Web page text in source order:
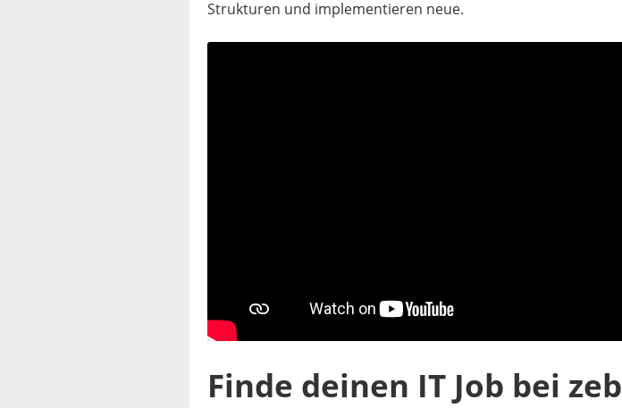
Strukturen und implementieren neue.
Finde deinen IT Job bei zeb